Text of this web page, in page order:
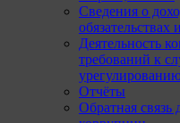
Сведения о
обязательствах
Деятельность
требований к
Отчёты
Обратная связь